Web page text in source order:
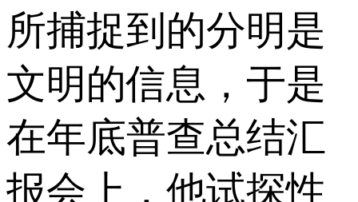
所捕捉到的分明是
文明的信息，于是
在年底普查总结汇
报会上，他试探性